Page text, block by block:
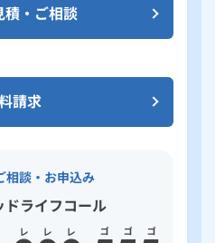
積・ご相談
請求
相談・お申込み
ドライフコール